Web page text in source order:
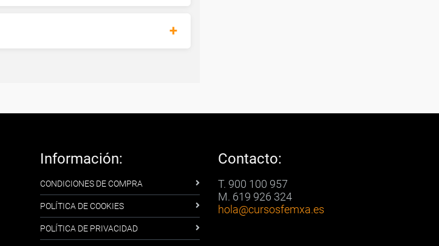
Información:
CONDICIONES DE COMPRA
POLÍTICA DE COOKIES
POLÍTICA DE PRIVACIDAD
Contacto:
T. 900 100 957
M. 619 926 324
hola@cursosfemxa.es